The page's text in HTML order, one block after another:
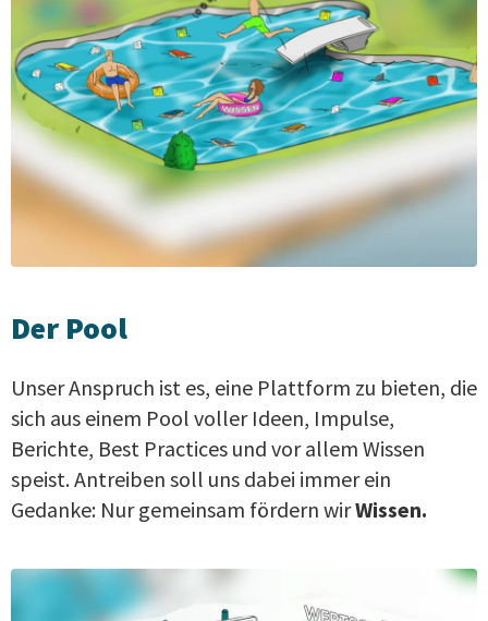
Der Pool
Unser Anspruch ist es, eine Plattform zu bieten, die
sich aus einem Pool voller Ideen, Impulse,
Berichte, Best Practices und vor allem Wissen
speist. Antreiben soll uns dabei immer ein
Gedanke: Nur gemeinsam fördern wirWissen.